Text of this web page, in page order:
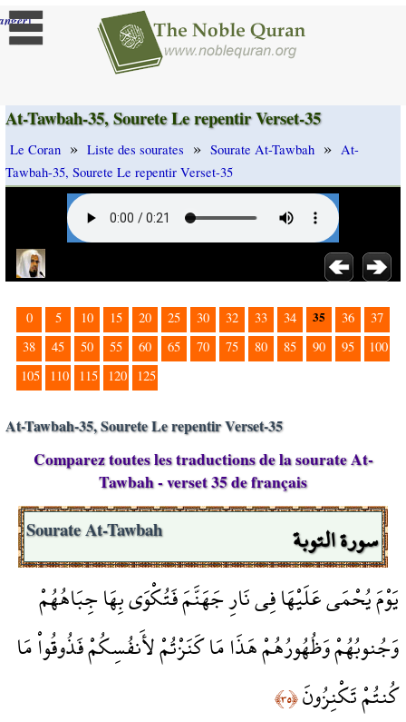
]
At-Tawbah-35, Sourete Le repentir Verset-35
Le Coran » Liste des sourates » Sourate At-Tawbah » At-
Tawbah-35, Sourete Le repentir Verset-35
0 5 10 15 20 25 30 32 33 34 35 36
37
38
45 50 55 60 65 70 75 80 85 90 95
100
105
110 115 120 125
At-Tawbah-35, Sourete Le repentir Verset-35
Comparez toutes les traductions de la sourate At-
Tawbah - verset 35 de français
سورة التوبة Sourate At-Tawbah
يَوْمَ يُحْمَى عَلَيْهَا فِي نَارِ جَهَنَّمَ فَتُكْوَى بِهَا جِبَاهُهُمْ
وَجُنوبُهُمْ وَظُهُورُهُمْ هَذَا مَا كَنَزْتُمْ لأَنفُسِكُمْ فَذُوقُواْ مَا
كُنتُمْ تَكْنِزُونَ﴿٣٥﴾